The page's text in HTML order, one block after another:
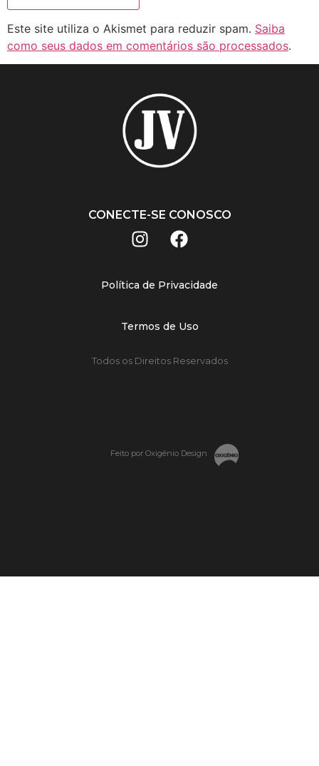
Este site utiliza o Akismet para reduzir spam. Saiba
como seus dados em comentários são processados.
CONECTE-SE CONOSCO
Política de Privacidade
Termos de Uso
Todos os Direitos Reservados
Feito por Oxigênio Design